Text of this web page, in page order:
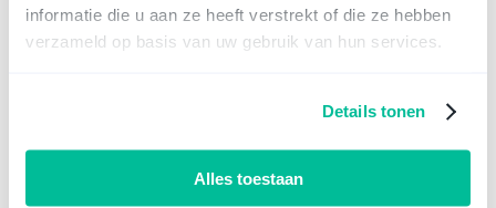
informatie die u aan ze heeft verstrekt of die ze hebben
verzameld op basis van uw gebruik van hun services.
Details tonen
Alles toestaan
Naam en oprichtingsdatum
BV